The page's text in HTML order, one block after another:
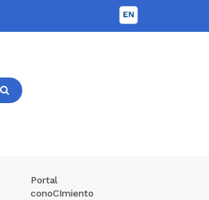
Portal
conoCImiento